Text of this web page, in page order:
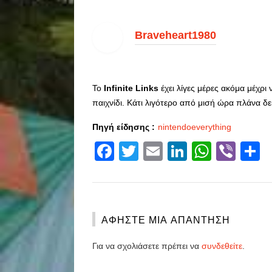
Braveheart1980
Το Infinite Links έχει λίγες μέρες ακόμα
παιχνίδι. Κάτι λιγότερο από μισή ώρα πλάνα
Πηγή είδησης : nintendoeverything
Facebook
Twitter
EmailLinkedIn
ΑΦΉΣΤΕ ΜΙΑ ΑΠΆΝΤΗΣΗ
Για να σχολιάσετε πρέπει να συνδεθείτε